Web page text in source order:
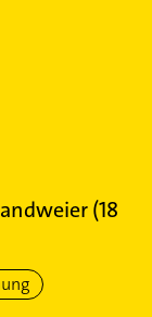
(18